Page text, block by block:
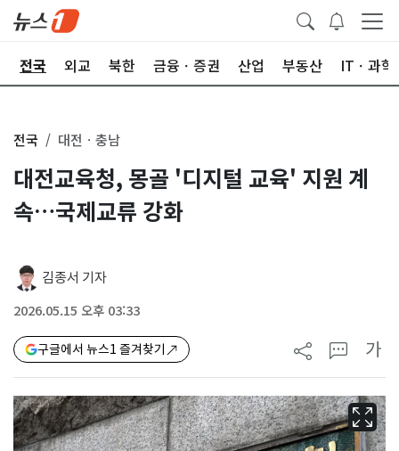
전국 외교 북한 금융ㆍ증권 산업 부동산 ITㆍ과학
전국 대전ㆍ충남
대전교육청, 몽골 '디지털 교육' 지원 계
속…국제교류 강화
김종서 기자
2026.05.15 오후 03:33
구글에서 뉴스1 즐겨찾기 가